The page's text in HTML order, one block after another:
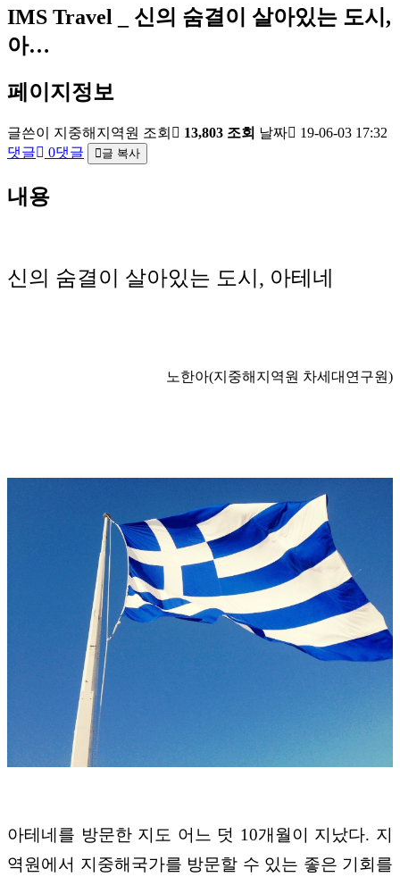
IMS Travel _ 신의 숨결이 살아있는 도시,
아…
페이지정보
글쓴이 지중해지역원 조회 13,803 조회 날짜
19-06-03 17:32
댓글
0댓글 글 복사
내용
신의 숨결이 살아있는 도시, 아테네
노한아(지중해지역원 차세대연구원)
아테네를 방문한 지도 어느 덧 10개월이 지났다. 지
역원에서 지중해국가를 방문할 수 있는 좋은 기회를